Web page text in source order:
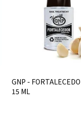
GNP -
15 ML